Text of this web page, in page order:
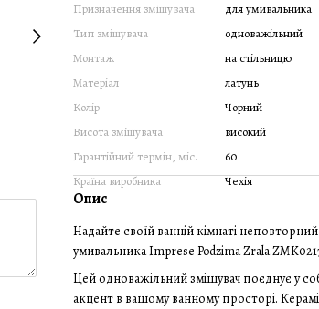
Призначення змішувача
для умивальника
Тип змішувача
одноважільний
Монтаж
на стільницю
Матеріал
латунь
Колір
Чорний
Висота змішувача
високий
Гарантійний термін, міс.
60
Країна виробника
Чехія
Опис
Надайте своїй ванній кімнаті
умивальника Imprese Podzima Zrala
Цей одноважільний змішувач поєднує у
акцент в вашому ванному просторі.